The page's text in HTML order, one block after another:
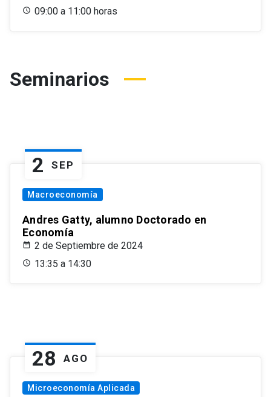
09:00 a 11:00 horas
Seminarios
2 SEP
Macroeconomía
Andres Gatty, alumno Doctorado en
Economía
2 de Septiembre de 2024
13:35 a 14:30
28 AGO
Microeconomía Aplicada